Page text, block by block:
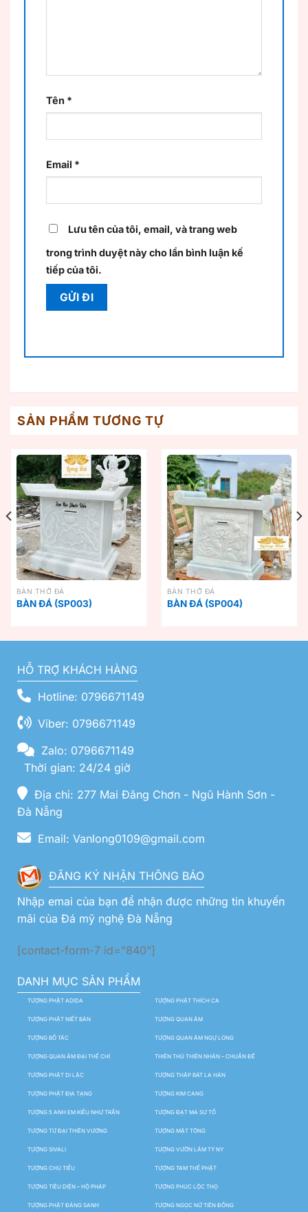
Tên *
Email *
Lưu tên của tôi, email, và trang web
trong trình duyệt này cho lần bình luận kế
tiếp của tôi.
SẢN PHẨM TƯƠNG TỰ
BÀN THỜ ĐÁ
BÀN ĐÁ (SP003)
BÀN THỜ ĐÁ
BÀN ĐÁ (SP004)
HỖ TRỢ KHÁCH HÀNG
Hotline: 0796671149
Viber: 0796671149
Zalo: 0796671149
Thời gian: 24/24 giờ
Địa chỉ: 277 Mai Đăng Chơn - Ngũ Hành Sơn -
Đà Nẵng
Email: Vanlong0109@gmail.com
ĐĂNG KÝ NHẬN THÔNG BÁO
Nhập emai của bạn để nhận được những tin khuyến
mãi của Đá mỹ nghệ Đà Nẵng
[contact-form-7 id="840"]
DANH MỤC SẢN PHẨM
TƯỢNG PHẬT ADIDA TƯỢNG PHẬT THÍCH CA
TƯỢNG PHẬT NIẾT BÀN TƯỢNG QUAN ÂM
TƯỢNG BỒ TÁC TƯỢNG QUAN ÂM NGỰ LONG
TƯỢNG QUAN ÂM ĐẠI THẾ CHÍ THIÊN THỦ THIÊN NHÃN – CHUẨN ĐỀ
TƯỢNG PHẬT DI LẶC TƯỢNG THẬP BÁT LA HÁN
TƯỢNG PHẬT ĐỊA TẠNG TƯỢNG KIM CANG
TƯỢNG 5 ANH EM KIỀU NHƯ TRẦN TƯỢNG ĐẠT MA SƯ TỔ
TƯỢNG TỨ ĐẠI THIÊN VƯƠNG TƯỢNG MẬT TÔNG
TƯỢNG SIVALI TƯỢNG VƯỜN LÂM TỲ NY
TƯỢNG CHÚ TIỂU TƯỢNG TAM THẾ PHẬT
TƯỢNG TIÊU DIỆN – HỘ PHÁP TƯỢNG PHÚC LỘC THỌ
TƯỢNG PHẬT ĐẢNG SANH TƯỢNG NGỌC NỮ TIÊN ĐỒNG